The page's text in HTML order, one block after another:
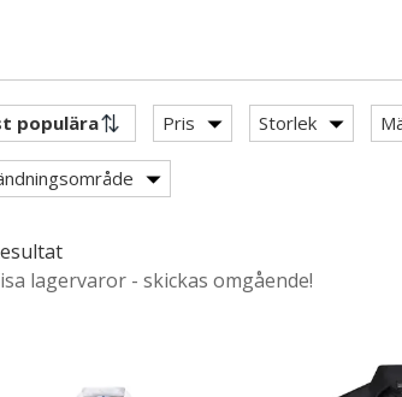
/ overalls
Pris Storlek
lagervaror - skickas omgående!